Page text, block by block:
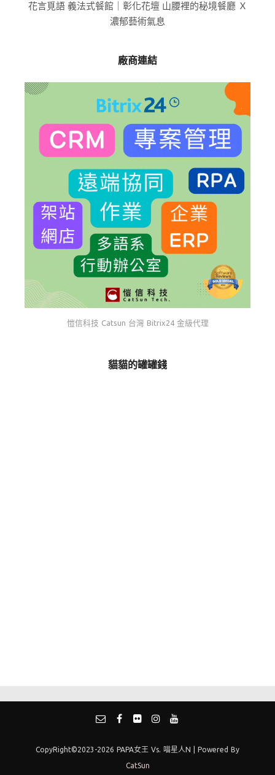
花言覓語 義法式餐館｜彰化花壇 山腰裡的秘境餐廳 Ｘ
濃郁藝術氣息
廠商連結
愷信科技 Catsun 台灣 Bitrix24 金級代理
貓貓的罐罐錢
CopyRight©2023-2026 PAPA女王 Vs. 喵星人N | Powered By
CatSun